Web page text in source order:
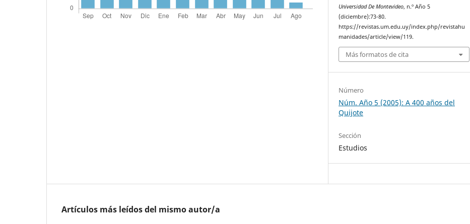
Universidad De Montevideo, n.º Año 5
(diciembre):73-80.
https://revistas.um.edu.uy/index.php/revistahu
manidades/article/view/119.
Más formatos de cita
Número
Núm. Año 5 (2005): A 400 años del
Quijote
Sección
Estudios
Artículos más leídos del mismo autor/a